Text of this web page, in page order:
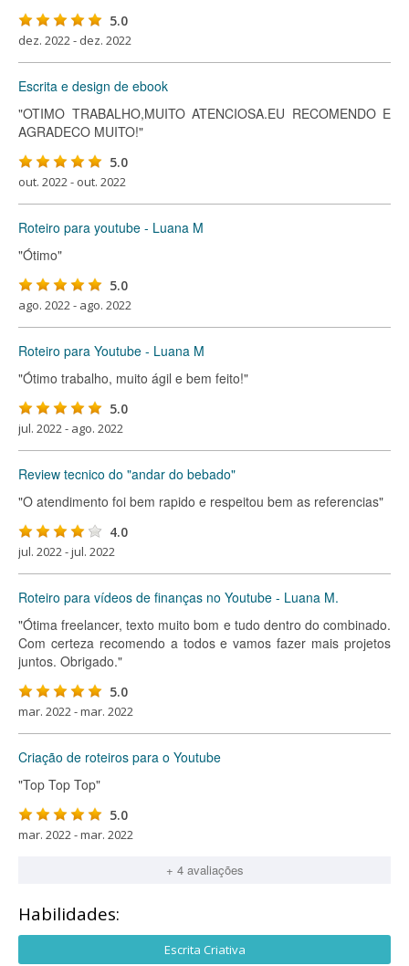
5.0
dez. 2022 - dez. 2022
Escrita e design de ebook
"OTIMO TRABALHO,MUITO ATENCIOSA.EU RECOMENDO E
AGRADECO MUITO!"
5.0
out. 2022 - out. 2022
Roteiro para youtube - Luana M
"Ótimo"
5.0
ago. 2022 - ago. 2022
Roteiro para Youtube - Luana M
"Ótimo trabalho, muito ágil e bem feito!"
5.0
jul. 2022 - ago. 2022
Review tecnico do "andar do bebado"
"O atendimento foi bem rapido e respeitou bem as referencias"
4.0
jul. 2022 - jul. 2022
Roteiro para vídeos de finanças no Youtube - Luana M.
"Ótima freelancer, texto muito bom e tudo dentro do combinado.
Com certeza recomendo a todos e vamos fazer mais projetos
juntos. Obrigado."
5.0
mar. 2022 - mar. 2022
Criação de roteiros para o Youtube
"Top Top Top"
5.0
mar. 2022 - mar. 2022
+ 4 avaliações
Habilidades:
Escrita Criativa